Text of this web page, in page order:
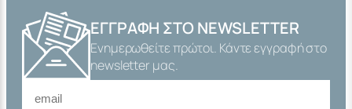
ΕΓΓΡΑΦΉ ΣΤΟ NEWSLETTER
Ενημερωθείτε πρώτοι. Κάντε εγγραφή στο
newsletter μας.